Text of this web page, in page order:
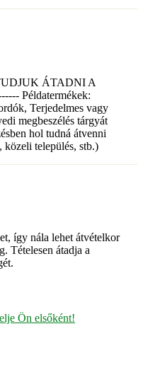
ÁTADNI A
Példatermékek:
Terjedelmes vagy
megbeszélés tárgyát
hol tudná átvenni
település, stb.)
így nála lehet átvételkor
Tételesen átadja a
Ön elsőként!